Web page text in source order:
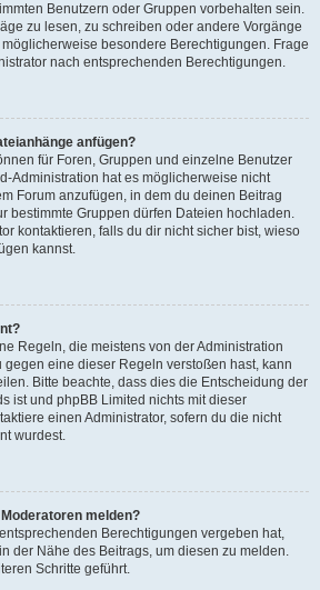
Benutzern oder Gruppen vorbehalten sein.
zu lesen, zu schreiben oder andere Vorgänge
besondere Berechtigungen. Frage
nach entsprechenden Berechtigungen.
anfügen?
für Foren, Gruppen und einzelne Benutzer
Administration hat es möglicherweise nicht
Forum anzufügen, in dem du deinen Beitrag
bestimmte Gruppen dürfen Dateien hochladen.
kontaktieren, falls du dir nicht sicher bist, wieso
kannst.
Regeln, die meistens von der Administration
eine dieser Regeln verstoßen hast, kann
Bitte beachte, dass dies die Entscheidung der
ist und phpBB Limited nichts mit dieser
einen Administrator, sofern du die nicht
wurdest.
melden?
Berechtigungen vergeben hat,
der Nähe des Beitrags, um diesen zu melden.
Schritte geführt.